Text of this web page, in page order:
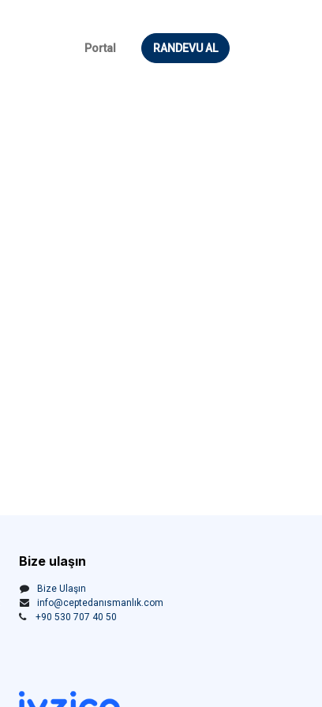
Portal RANDEVU AL
Bize ulaşın
Bize Ulaşın
info@ceptedanısmanlık.com
+90 530 707 40 50